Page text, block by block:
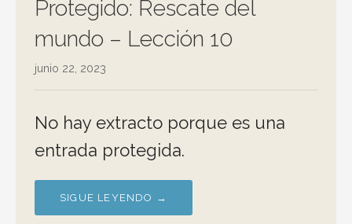
Protegido: Rescate del
mundo – Lección 10
junio 22, 2023
No hay extracto porque es una
entrada protegida.
SIGUE LEYENDO →